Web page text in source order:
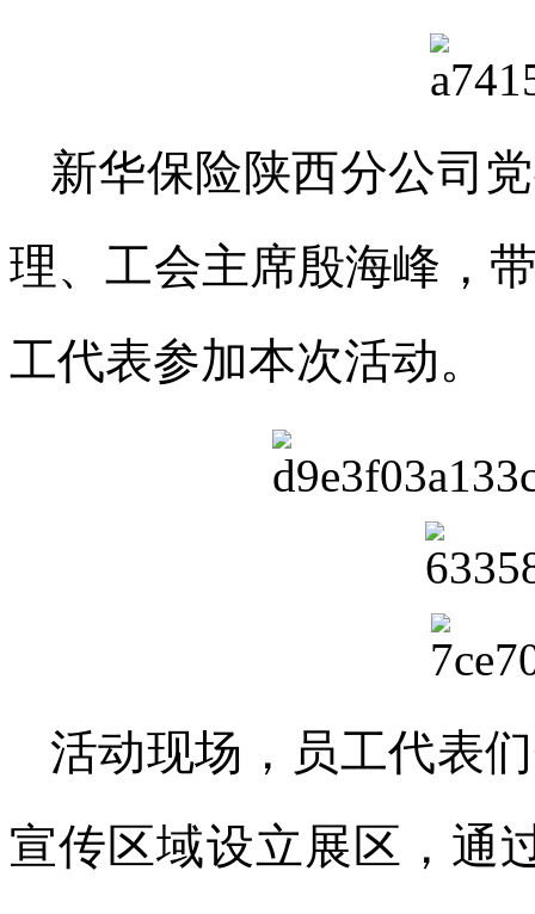
新华保险陕西分公司
理、工会主席殷海峰，
工代表参加本次活动。
活动现场，员工代表
宣传区域设立展区，通